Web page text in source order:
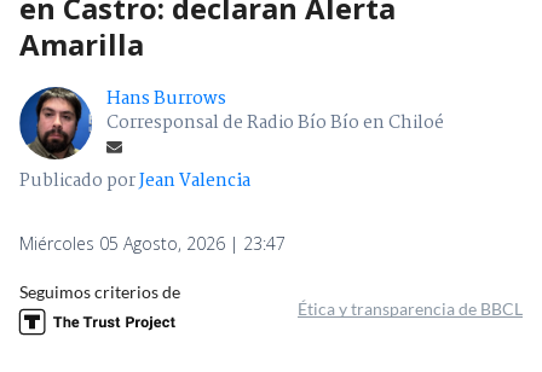
Amarilla
Hans Burrows
Corresponsal de Radio Bío Bío en Chiloé
Publicado porJean Valencia
Miércoles 05 Agosto, 2026 | 23:47
Seguimos criterios de
Ética y transparencia de BBCL